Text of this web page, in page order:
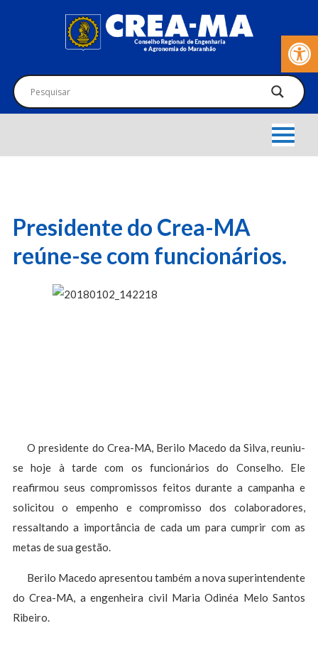
Barra de
Presidente do Crea-MA
reúne-se com funcionários.
O presidente do Crea-MA, Berilo Macedo da Silva, reuniu-
se hoje à tarde com os funcionários do Conselho. Ele
reafirmou seus compromissos feitos durante a campanha e
solicitou o empenho e compromisso dos colaboradores,
ressaltando a importância de cada um para cumprir com as
metas de sua gestão.
Berilo Macedo apresentou também a nova superintendente
do Crea-MA, a engenheira civil Maria Odinéa Melo Santos
Ribeiro.